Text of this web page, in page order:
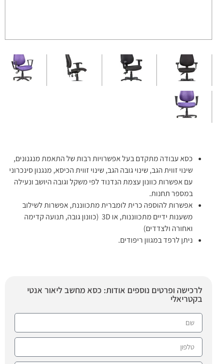
כסא עבודה מתקדם בעל אפשרויות רבות של התאמת מנגנונים,
שינוי זווית הגב, שינוי גובה הגב, שינוי זווית הכיסא, מנגנון סינכרוני
עם אפשרות כוונון עצמת הנדנוד לפי משקל וגובה היושב ונעילה
במספר תחנות.
אפשרות להוספה כרית לומברית מתכווננת, אפשרות לשילוב
משענות ידיים מתכווננות, או 3D (כוונון גובה, תנועה קדימה
ואחורה ולצדדים)
ניתן לרפד במגוון ריפודים.
לרכישה ופרטים נוספים אודות: כסא מחשב ליאור אנטי
בקטריאלי